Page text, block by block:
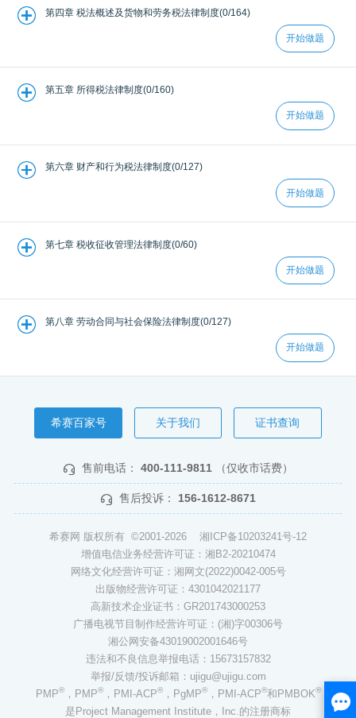
第四章 税法概述及货物和劳务税法律制度(0/164)
开始做题
第五章 所得税法律制度(0/160)
开始做题
第六章 财产和行为税法律制度(0/127)
开始做题
第七章 税收征收管理法律制度(0/60)
开始做题
第八章 劳动合同与社会保险法律制度(0/127)
开始做题
希赛百家号 关于我们 证书查询
售前电话： 400-111-9811 （仅收市话费）
售后投诉： 156-1612-8671
希赛网 版权所有 ©2001-2026 湘ICP备10203241号-12
增值电信业务经营许可证：湘B2-20210474
网络文化经营许可证：湘网文(2022)0042-005号
出版物经营许可证：4301042021177
高新技术企业证书：GR201743000253
广播电视节目制作经营许可证：(湘)字00306号
湘公网安备43019002001646号
违法和不良信息举报电话：15673157832
举报/反馈/投诉邮箱：ujigu@ujigu.com
PMP®，PMP®，PMI-ACP®，PgMP®，PMI-ACP®和PMBOK®
是Project Management Institute，Inc.的注册商标